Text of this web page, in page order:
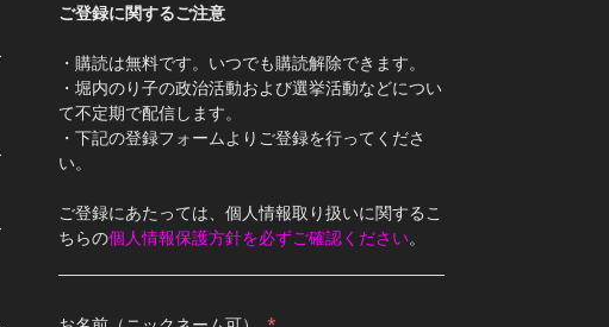
ご登録に関するご注意
・購読は無料です。いつでも購読解除できます。
・堀内のり子の政治活動および選挙活動などについ
て不定期で配信します。
・下記の登録フォームよりご登録を行ってくださ
い。
ご登録にあたっては、個人情報取り扱いに関するこ
ちらの個人情報保護方針を必ずご確認ください。